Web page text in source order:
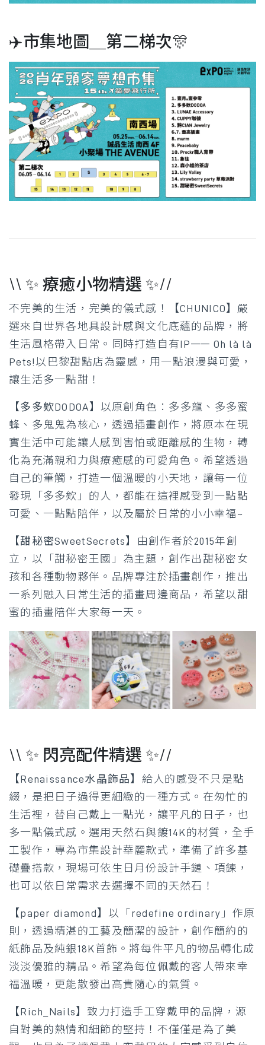
✈️市集地圖＿第二梯次🎊
\\ ✨ 療癒小物精選 ✨//
不完美的生活，完美的儀式感！ 【CHUNICO】 嚴
選來自世界各地具設計感與文化底蘊的品牌，將
生活風格帶入日常。同時打造自有IP—— Oh là là
Pets!以巴黎甜點店為靈感，用一點浪漫與可愛，
讓生活多一點甜！
【多多欸DODOA】 以原創角色：多多龍、多多蜜
蜂、多鬼鬼為核心，透過插畫創作，將原本在現
實生活中可能讓人感到害怕或距離感的生物，轉
化為充滿親和力與療癒感的可愛角色。希望透過
自己的筆觸，打造一個溫暖的小天地，讓每一位
發現「多多欸」的人，都能在這裡感受到一點點
可愛、一點點陪伴，以及屬於日常的小小幸福~
【甜秘密SweetSecrets】
由創作者於2015年創
立，以「甜秘密王國」為主題，創作出甜秘密女
孩和各種動物夥伴。品牌專注於插畫創作，推出
一系列融入日常生活的插畫周邊商品，希望以甜
蜜的插畫陪伴大家每一天。
\\ ✨ 閃亮配件精選 ✨//
【Renaissance水晶飾品】 給人的感受不只是點
綴，是把日子過得更細緻的一種方式。在匆忙的
生活裡，替自己戴上一點光，讓平凡的日子，也
多一點儀式感。選用天然石與鍍14K的材質，全手
工製作，專為市集設計華麗款式，準備了許多基
礎疊搭款，現場可依生日月份設計手鏈、項鍊，
也可以依日常需求去選擇不同的天然石！
【paper diamond】
以「redefine ordinary」作原
則，透過精湛的工藝及簡潔的設計，創作簡約的
紙飾品及純銀18K首飾。將每件平凡的物品轉化成
淡淡優雅的精品。希望為每位佩戴的客人帶來幸
福溫暖，更能散發出高貴隨心的氣質。
【Rich_Nails】 致力打造手工穿戴甲的品牌，源
自對美的熱情和細節的堅持！不僅僅是為了美